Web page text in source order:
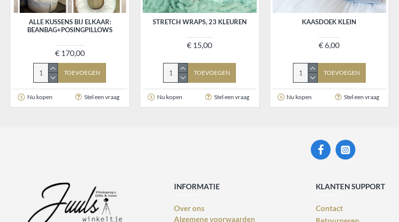
ALLE KUSSENS BIJ ELKAAR:
BEANBAG+POSINGPILLOWS
€ 170,00
TOEVOEGEN
Nu kopen Stel een vraag
STRETCH WRAPS, 23 KLEUREN
€ 15,00
TOEVOEGEN
Nu kopen Stel een vraag
KAASDOEK KLEIN
€ 6,00
TOEVOEGEN
Nu kopen Stel een vraag
INFORMATIE
Over ons
Algemene voorwaarden
KLANTEN SUPPORT
Contact